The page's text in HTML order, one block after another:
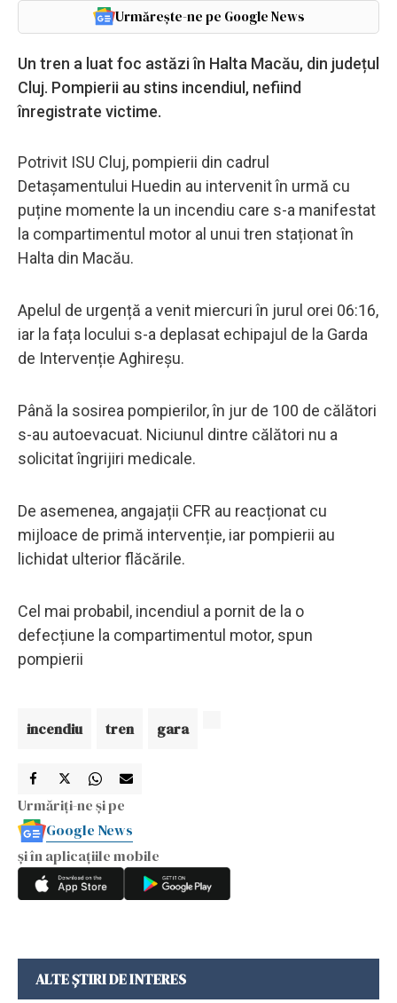
Urmărește-ne pe Google News
Un tren a luat foc astăzi în Halta Macău, din județul
Cluj. Pompierii au stins incendiul, nefiind
înregistrate victime.
Potrivit ISU Cluj, pompierii din cadrul
Detașamentului Huedin au intervenit în urmă cu
puține momente la un incendiu care s-a manifestat
la compartimentul motor al unui tren staționat în
Halta din Macău.
Apelul de urgență a venit miercuri în jurul orei 06:16,
iar la fața locului s-a deplasat echipajul de la Garda
de Intervenție Aghireșu.
Până la sosirea pompierilor, în jur de 100 de călători
s-au autoevacuat. Niciunul dintre călători nu a
solicitat îngrijiri medicale.
De asemenea, angajații CFR au reacționat cu
mijloace de primă intervenție, iar pompierii au
lichidat ulterior flăcările.
Cel mai probabil, incendiul a pornit de la o
defecțiune la compartimentul motor, spun
pompierii
incendiu tren gara
Urmăriți-ne și pe
Google News
și în aplicațiile mobile
ALTE ȘTIRI DE INTERES